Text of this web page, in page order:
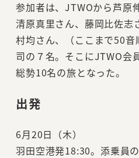
参加者は、JTWOから芦原
清原真里さん、藤岡比佐志
村均さん、（ここまで50
司の７名。そこにJTWO会
総勢10名の旅となった。
出発
6月20日（木）
羽田空港発18:30。添乗員